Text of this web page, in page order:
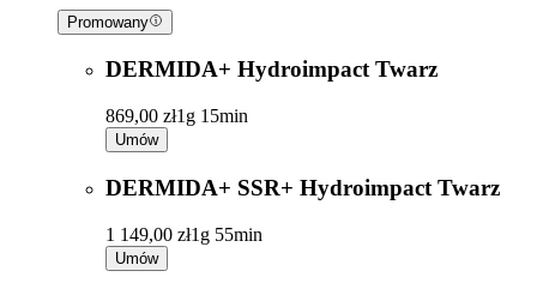
Promowany
DERMIDA+ Hydroimpact Twarz
869,00 zł1g 15min
Umów
DERMIDA+ SSR+ Hydroimpact Twarz
1 149,00 zł1g 55min
Umów